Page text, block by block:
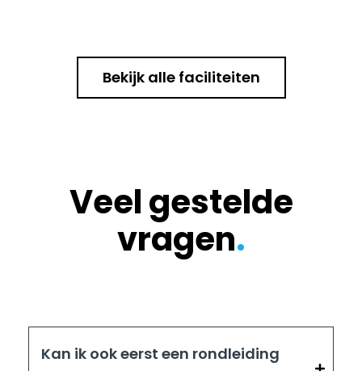
Bekijk alle faciliteiten
Veel gestelde
vragen.
Kan ik ook eerst een rondleiding